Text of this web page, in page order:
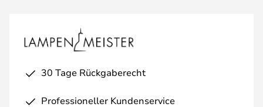
30 Tage Rückgaberecht
Professioneller Kundenservice